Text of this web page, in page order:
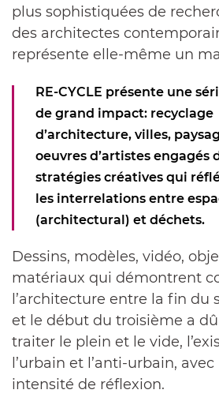
plus sophistiquées de
des architectes
représente elle-même un
RE-CYCLE présente une
de grand impact: recyclage
d’architecture, villes,
oeuvres d’artistes engagés
stratégies créatives qui
les interrelations entre
(architectural) et déchets.
Dessins, modèles, vidéo,
matériaux qui démontrent
l’architecture entre la fin du
et le début du troisième a
traiter le plein et le vide,
l’urbain et l’anti-urbain,
intensité de réflexion.